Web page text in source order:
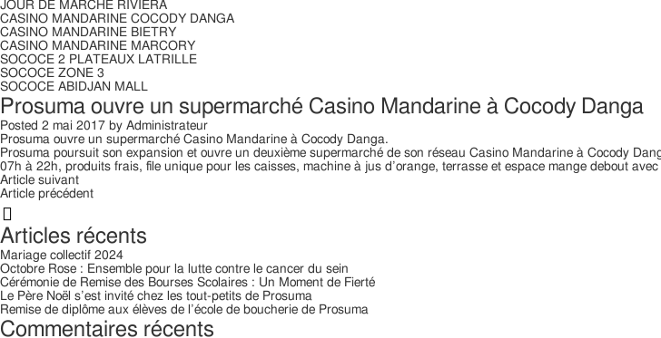
JOUR DE MARCHE RIVIERA
CASINO MANDARINE COCODY DANGA
CASINO MANDARINE BIETRY
CASINO MANDARINE MARCORY
SOCOCE 2 PLATEAUX LATRILLE
SOCOCE ZONE 3
SOCOCE ABIDJAN MALL
Prosuma ouvre un supermarché Casino Mandarine à Cocody Danga
Posted 2 mai 2017 by Administrateur
Prosuma ouvre un supermarché Casino Mandarine à Cocody Danga.
Prosuma poursuit son expansion et ouvre un deuxième supermarché de son réseau Casino Mandarine à Cocody
07h à 22h, produits frais, file unique pour les caisses, machine à jus d’orange, terrasse et espace mange debout
Article suivant
Article précédent
Rechercher:
Articles récents
Mariage collectif 2024
Octobre Rose : Ensemble pour la lutte contre le cancer du sein
Cérémonie de Remise des Bourses Scolaires : Un Moment de Fierté
Le Père Noël s’est invité chez les tout-petits de Prosuma
Remise de diplôme aux élèves de l’école de boucherie de Prosuma
Commentaires récents